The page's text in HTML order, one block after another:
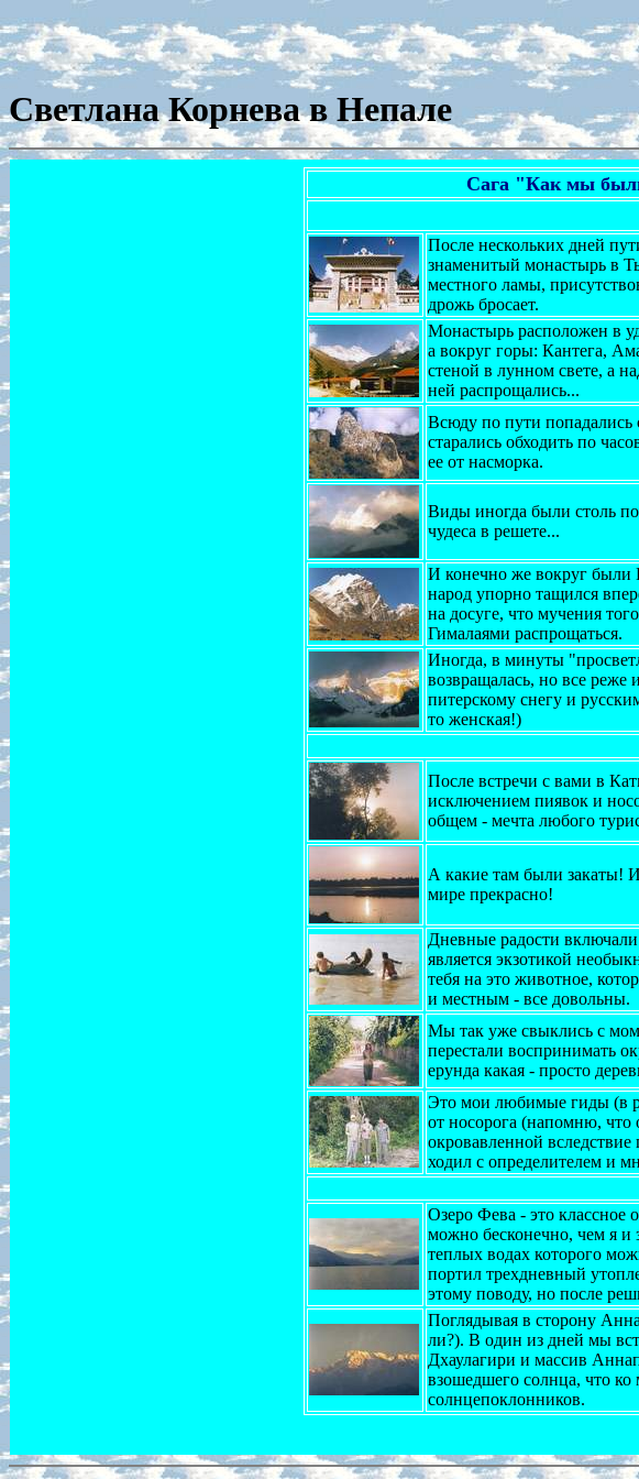
Светлана Корнева в Непале
Сага "Как мы
После нескольких дней
знаменитый монастырь в
местного ламы,
дрожь бросает.
Монастырь расположен в
а вокруг горы: Кантега,
стеной в лунном свете, а
ней распрощались...
Всюду по пути
старались обходить по
ее от насморка.
Виды иногда были столь
чудеса в решете...
И конечно же вокруг
народ упорно тащился
на досуге, что мучения
Гималаями распрощаться.
Иногда, в минуты
возвращалась, но все реже
питерскому снегу и
то женская!)
После встречи с вами в
исключением пиявок и
общем - мечта любого
А какие там были закаты!
мире прекрасно!
Дневные радости включали
является экзотикой
тебя на это животное,
и местным - все довольны.
Мы так уже свыклись с
перестали воспринимать
ерунда какая - просто
Это мои любимые гиды (в
от носорога (напомню, что
окровавленной
ходил с определителем и
Озеро Фева - это классное
можно бесконечно, чем я и
теплых водах которого
портил трехдневный
этому поводу, но после
Поглядывая в сторону
ли?). В один из дней мы
Дхаулагири и массив
взошедшего солнца, что
солнцепоклонников.